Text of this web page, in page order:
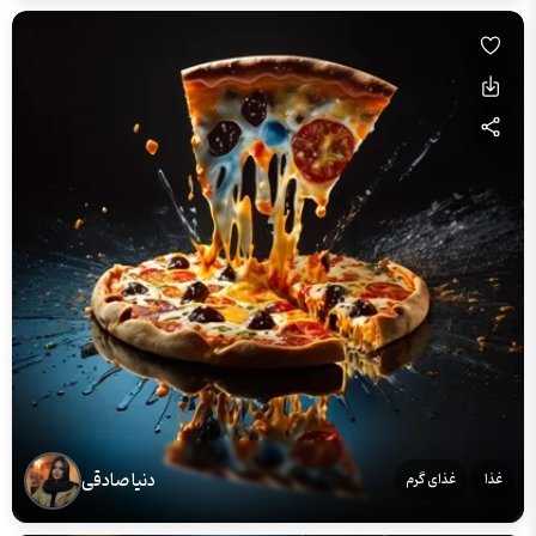
غذا غذای گرم دنیا صادقی